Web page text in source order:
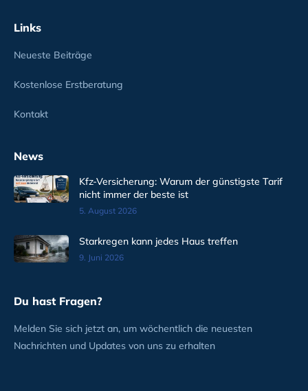
Links
Neueste Beiträge
Kostenlose Erstberatung
Kontakt
News
Kfz-Versicherung: Warum der günstigste Tarif
nicht immer der beste ist
5. August 2026
Starkregen kann jedes Haus treffen
9. Juni 2026
Du hast Fragen?
Melden Sie sich jetzt an, um wöchentlich die neuesten
Nachrichten und Updates von uns zu erhalten